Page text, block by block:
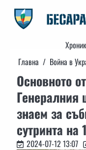
content
Главна
Война в
Основното
Генералния
знаем за
сутринта
2024-07-12 13:07